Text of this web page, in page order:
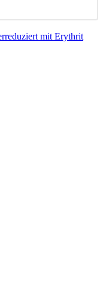
mit Erythrit